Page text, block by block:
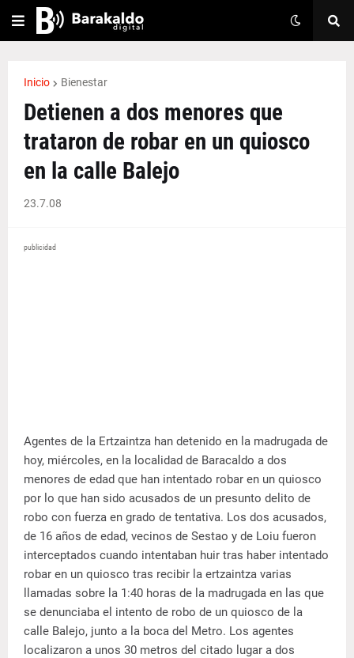
Inicio Bienestar
Detienen a dos menores que
trataron de robar en un quiosco
en la calle Balejo
23.7.08
publicidad
Agentes de la Ertzaintza han detenido en la madrugada de
hoy, miércoles, en la localidad de Baracaldo a dos
menores de edad que han intentado robar en un quiosco
por lo que han sido acusados de un presunto delito de
robo con fuerza en grado de tentativa. Los dos acusados,
de 16 años de edad, vecinos de Sestao y de Loiu fueron
interceptados cuando intentaban huir tras haber intentado
robar en un quiosco tras recibir la ertzaintza varias
llamadas sobre la 1:40 horas de la madrugada en las que
se denunciaba el intento de robo de un quiosco de la
calle Balejo, junto a la boca del Metro. Los agentes
localizaron a unos 30 metros del citado lugar a dos